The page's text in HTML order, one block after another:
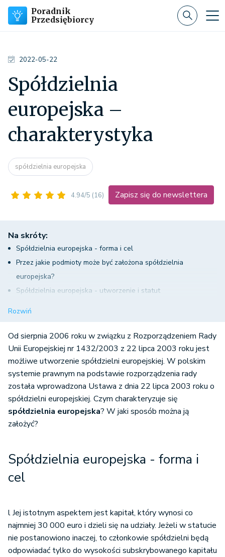
Poradnik
Przedsiębiorcy
2022-05-22
Spółdzielnia
europejska –
charakterystyka
spółdzielnia europejska
4.94/5 (16) Zapisz się do newslettera
Na skróty:
Spółdzielnia europejska - forma i cel
Przez jakie podmioty może być założona spółdzielnia
europejska?
Spółdzielnia europejska - utworzenie i statut
Rozwiń
Od sierpnia 2006 roku w związku z Rozporządzeniem Rady
Unii Europejskiej nr 1432/2003 z 22 lipca 2003 roku jest
możliwe utworzenie spółdzielni europejskiej. W polskim
systemie prawnym na podstawie rozporządzenia rady
została wprowadzona Ustawa z dnia 22 lipca 2003 roku o
spółdzielni europejskiej. Czym charakteryzuje się
spółdzielnia europejska? W jaki sposób można ją
założyć?
Spółdzielnia europejska - forma i
cel
l Jej istotnym aspektem jest kapitał, który wynosi co
najmniej 30 000 euro i dzieli się na udziały. Jeżeli w statucie
nie postanowiono inaczej, to członkowie spółdzielni będą
odpowiadać tylko do wysokości subskrybowanego kapitału